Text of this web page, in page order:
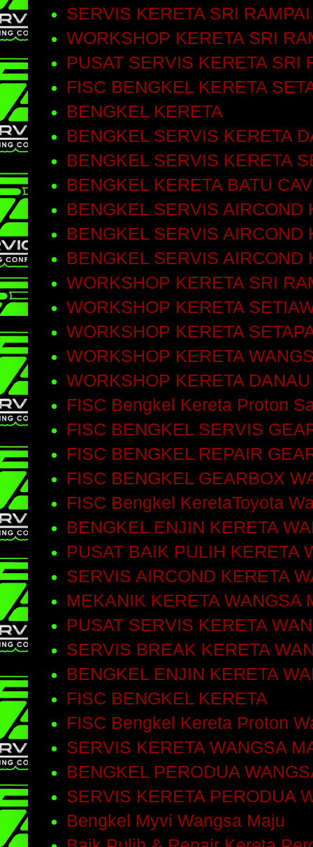
SERVIS KERETA SRI RAMPAI
WORKSHOP KERETA SRI
PUSAT SERVIS KERETA SRI
FISC BENGKEL KERETA
BENGKEL KERETA
BENGKEL SERVIS KERETA
BENGKEL SERVIS KERETA
BENGKEL KERETA BATU
BENGKEL SERVIS AIRCOND
BENGKEL SERVIS AIRCOND
BENGKEL SERVIS AIRCOND
WORKSHOP KERETA SRI
WORKSHOP KERETA
WORKSHOP KERETA
WORKSHOP KERETA
WORKSHOP KERETA
FISC Bengkel Kereta Proton
FISC BENGKEL SERVIS
FISC BENGKEL REPAIR
FISC BENGKEL GEARBOX
FISC Bengkel KeretaToyota
BENGKEL ENJIN KERETA
PUSAT BAIK PULIH KERETA
SERVIS AIRCOND KERETA
MEKANIK KERETA WANGSA
PUSAT SERVIS KERETA
SERVIS BREAK KERETA
BENGKEL ENJIN KERETA
FISC BENGKEL KERETA
FISC Bengkel Kereta Proton
SERVIS KERETA WANGSA
BENGKEL PERODUA
SERVIS KERETA PERODUA
Bengkel Myvi Wangsa Maju